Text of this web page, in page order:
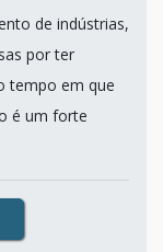
de indústrias,
por ter
tempo em que
é um forte